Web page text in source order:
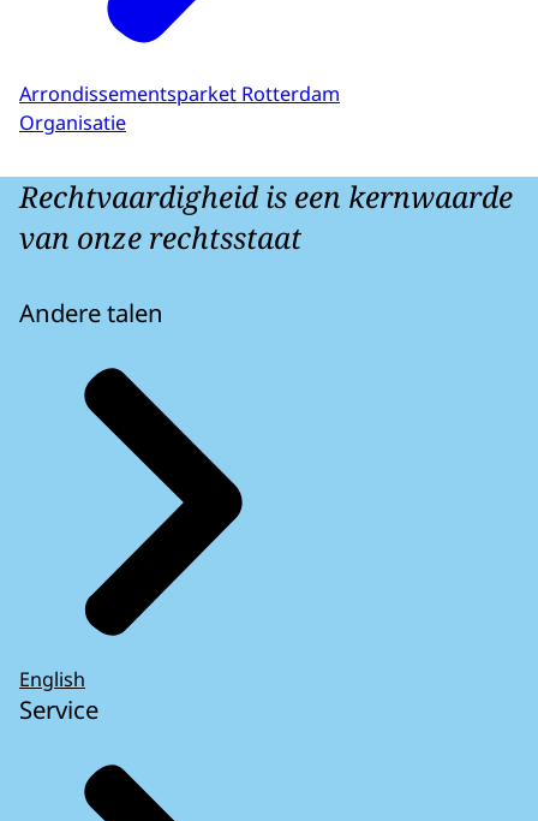
Arrondissementsparket Rotterdam
Organisatie
Rechtvaardigheid is een kernwaarde
van onze rechtsstaat
Andere talen
English
Service